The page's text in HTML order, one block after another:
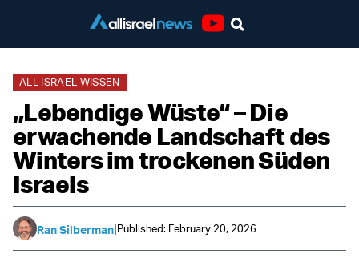
ALL ISRAEL WISSEN
„Lebendige Wüste“ – Die
erwachende Landschaft des
Winters im trockenen Süden
Israels
Ran Silberman|Published: February 20, 2026